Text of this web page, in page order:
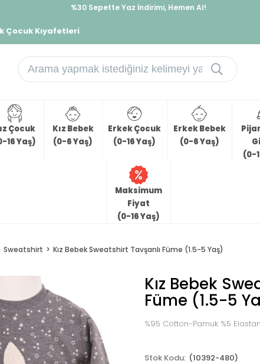
%30 Sepette Yaz İndirimi, Hemen Al!
Çocuk Kıyafetleri
Çocuk
16 Yaş)
Kız Bebek
(0-6 Yaş)
Erkek Çocuk
(0-16 Yaş)
Erkek Bebek
(0-6 Yaş)
(0-
Maksimum
Fiyat
(0-16 Yaş)
Sweatshirt Kız Bebek Sweatshirt Tavşanlı Füme (1.5-5 Yaş)
Kız Bebek
Füme (1.5-5
%95 Cotton-Pamuk %5 Elastan
(10392-480)